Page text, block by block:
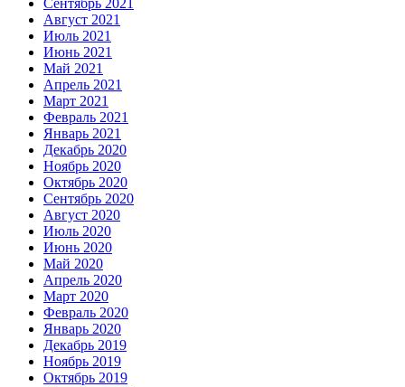
Август 2021
Июль 2021
Июнь 2021
Май 2021
Апрель 2021
Март 2021
Февраль 2021
Январь 2021
Декабрь 2020
Ноябрь 2020
Октябрь 2020
Сентябрь 2020
Август 2020
Июль 2020
Июнь 2020
Май 2020
Апрель 2020
Март 2020
Февраль 2020
Январь 2020
Декабрь 2019
Ноябрь 2019
Октябрь 2019